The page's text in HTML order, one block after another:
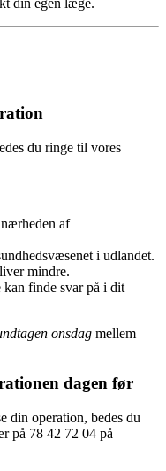
din egen læge.
du ringe til vores
af
i udlandet.
mindre.
finde svar på i dit
onsdag mellem
dagen før
din operation, bedes du
på 78 42 72 04 på